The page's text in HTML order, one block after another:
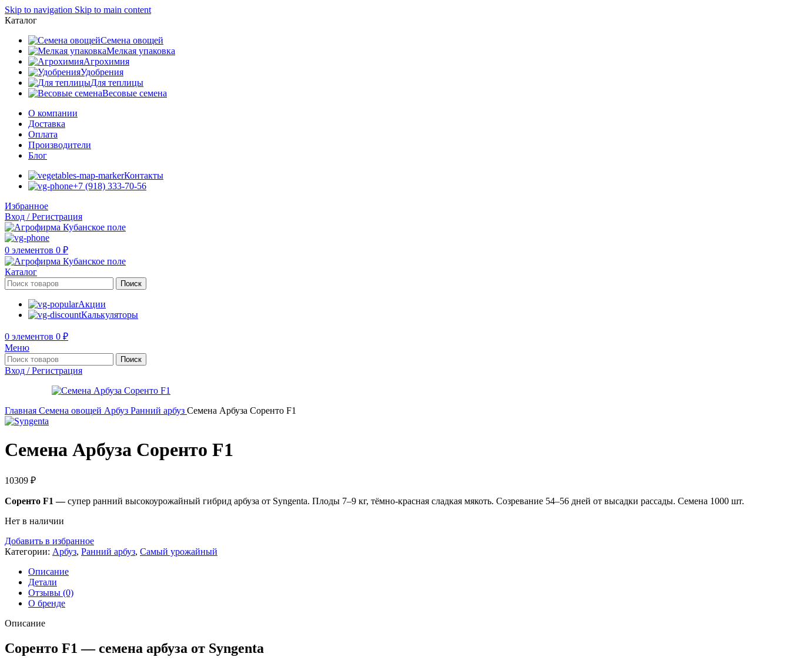
Skip to navigation Skip to main content
Каталог
Семена овощей
Мелкая упаковка
Агрохимия
Удобрения
Для теплицы
Весовые семена
О компании
Доставка
Оплата
Производители
Блог
Контакты
+7 (918) 333-70-56
Избранное
Вход / Регистрация
0 элементов 0 ₽
Каталог
Поиск
Акции
Калькуляторы
0 элементов 0 ₽
Меню
Поиск
Вход / Регистрация
Главная Семена овощей Арбуз Ранний арбуз Семена Арбуза Соренто F1
Семена Арбуза Соренто F1
10309 ₽
Соренто F1 —супер ранний высокоурожайный гибрид арбуза от Syngenta. Плоды 7–9 кг, тёмно-красная сладкая мякоть. Созревание 54–56 дней от высадки рассады. Семена 1000 шт.
Нет в наличии
Добавить в избранное
Категории: Арбуз, Ранний арбуз, Самый урожайный
Описание
Детали
Отзывы (0)
О бренде
Описание
Соренто F1 — семена арбуза от Syngenta